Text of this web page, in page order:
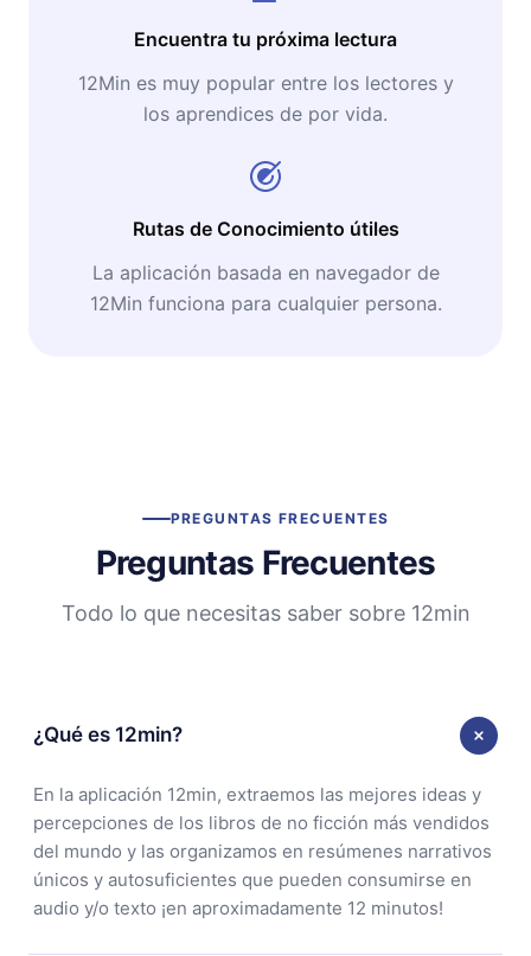
Encuentra tu próxima lectura
12Min es muy popular entre los lectores y
los aprendices de por vida.
Rutas de Conocimiento útiles
La aplicación basada en navegador de
12Min funciona para cualquier persona.
PREGUNTAS FRECUENTES
Preguntas Frecuentes
Todo lo que necesitas saber sobre 12min
¿Qué es 12min?
En la aplicación 12min, extraemos las mejores ideas y
percepciones de los libros de no ficción más vendidos
del mundo y las organizamos en resúmenes narrativos
únicos y autosuficientes que pueden consumirse en
audio y/o texto ¡en aproximadamente 12 minutos!